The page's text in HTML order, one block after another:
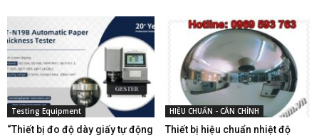
Testing Equipment
“Thiết bị đo độ dày giấy tự động
HIỆU CHUẨN - CÂN CHỈNH
Thiết bị hiệu chuẩn nhiệt độ